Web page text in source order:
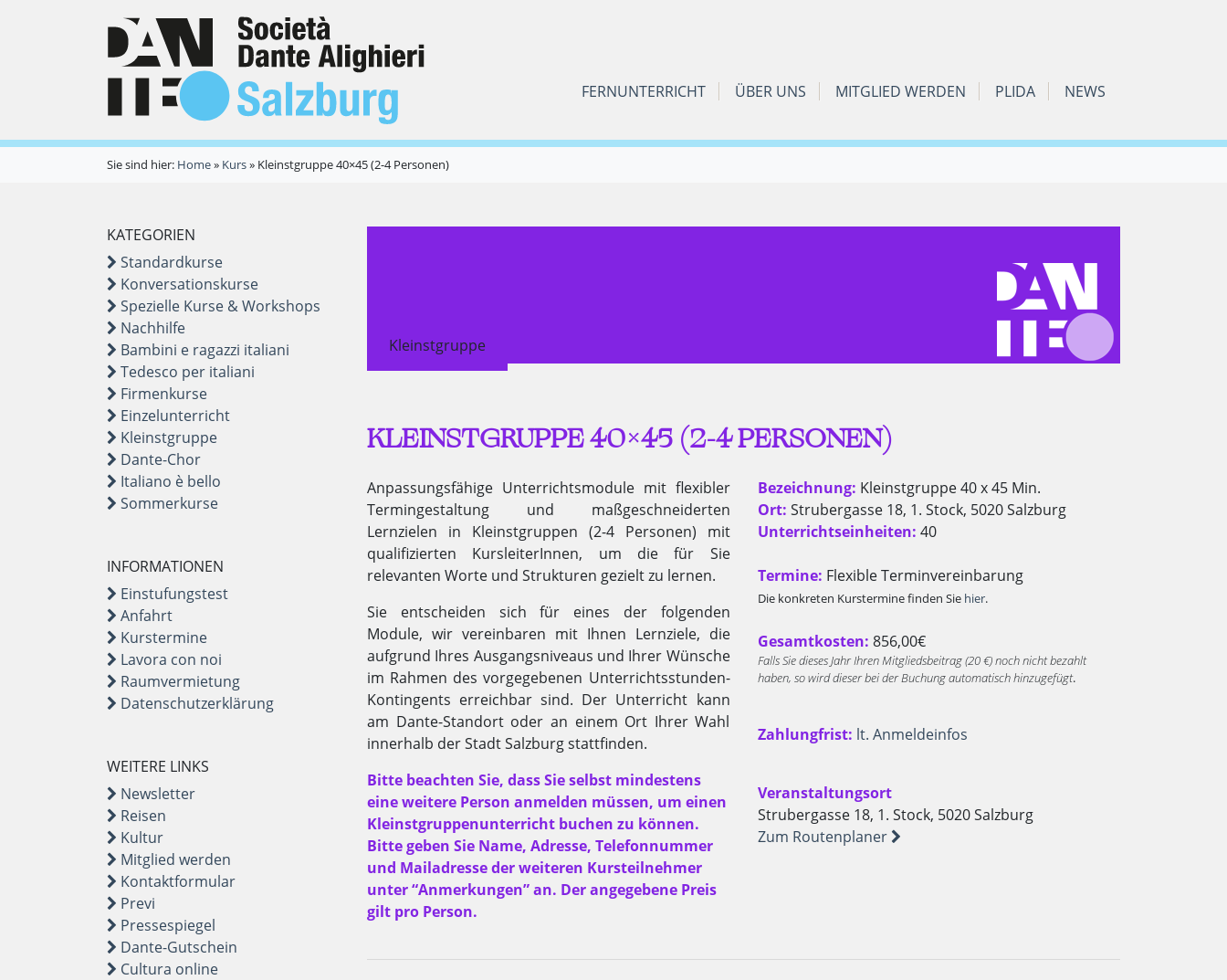
FERNUNTERRICHT ÜBER UNS MITGLIED WERDEN PLIDA NEWS
Sie sind hier: Home» Kurs» Kleinstgruppe 40×45 (2-4 Personen)
KATEGORIEN
Standardkurse
Konversationskurse
Spezielle Kurse & Workshops
Nachhilfe
Bambini e ragazzi italiani
Tedesco per italiani
Firmenkurse
Einzelunterricht
Kleinstgruppe
Dante-Chor
Italiano è bello
Sommerkurse
INFORMATIONEN
Einstufungstest
Anfahrt
Kurstermine
Lavora con noi
Raumvermietung
Datenschutzerklärung
WEITERE LINKS
Newsletter
Reisen
Kultur
Mitglied werden
Kontaktformular
Previ
Pressespiegel
Dante-Gutschein
Cultura online
Kleinstgruppe
KLEINSTGRUPPE 40×45 (2-4 PERSONEN)
Anpassungsfähige Unterrichtsmodule mit flexibler
Termingestaltung und maßgeschneiderten
Lernzielen in Kleinstgruppen (2-4 Personen) mit
qualifizierten KursleiterInnen, um die für Sie
relevanten Worte und Strukturen gezielt zu lernen.
Sie entscheiden sich für eines der folgenden
Module, wir vereinbaren mit Ihnen Lernziele, die
aufgrund Ihres Ausgangsniveaus und Ihrer Wünsche
im Rahmen des vorgegebenen Unterrichtsstunden-
Kontingents erreichbar sind. Der Unterricht kann
am Dante-Standort oder an einem Ort Ihrer Wahl
innerhalb der Stadt Salzburg stattfinden.
Bitte beachten Sie, dass Sie selbst mindestens
eine weitere Person anmelden müssen, um einen
Kleinstgruppenunterricht buchen zu können.
Bitte geben Sie Name, Adresse, Telefonnummer
und Mailadresse der weiteren Kursteilnehmer
unter “Anmerkungen” an. Der angegebene Preis
gilt pro Person.
Bezeichnung: Kleinstgruppe 40 x 45 Min.
Ort: Strubergasse 18, 1. Stock, 5020 Salzburg
Unterrichtseinheiten: 40
Termine: Flexible Terminvereinbarung
Die konkreten Kurstermine finden Sie hier.
Gesamtkosten: 856,00€
Falls Sie dieses Jahr Ihren Mitgliedsbeitrag (20 €) noch nicht bezahlt
haben, so wird dieser bei der Buchung automatisch hinzugefügt.
Zahlungfrist: lt. Anmeldeinfos
Veranstaltungsort
Strubergasse 18, 1. Stock, 5020 Salzburg
Zum Routenplaner